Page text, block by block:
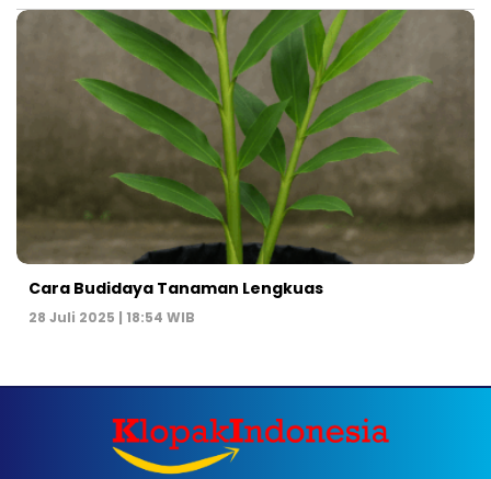
Cara Budidaya Tanaman Lengkuas
28 Juli 2025 | 18:54 WIB